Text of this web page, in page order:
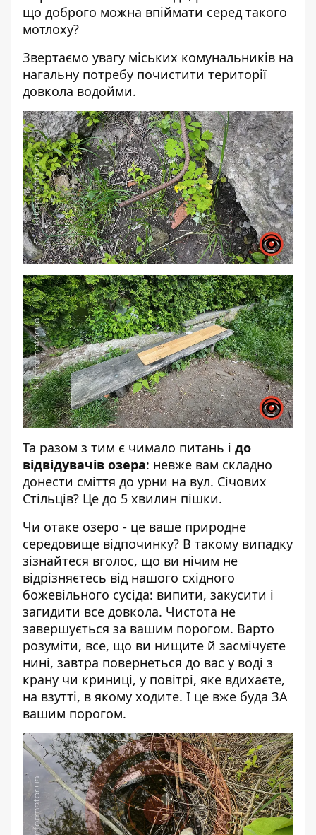
що доброго можна впіймати серед такого
мотлоху?
Звертаємо увагу міських комунальників на
нагальну потребу почистити території
довкола водойми.
Та разом з тим є чимало питань і до
відвідувачів озера: невже вам складно
донести сміття до урни на вул. Січових
Стільців? Це до 5 хвилин пішки.
Чи отаке озеро - це ваше природне
середовище відпочинку? В такому випадку
зізнайтеся вголос, що ви нічим не
відрізняєтесь від нашого східного
божевільного сусіда: випити, закусити і
загидити все довкола. Чистота не
завершується за вашим порогом. Варто
розуміти, все, що ви нищите й засмічуєте
нині, завтра повернеться до вас у воді з
крану чи криниці, у повітрі, яке вдихаєте,
на взутті, в якому ходите. І це вже буда ЗА
вашим порогом.